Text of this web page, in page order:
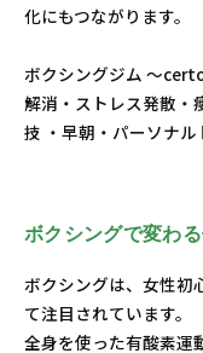
化にもつながります。
ボクシングジム ～
解消・ストレス発散・
技 ・早朝・パーソナル
ボクシングで変わ
ボクシングは、女性初
て注目されています。
全身を使った有酸素運